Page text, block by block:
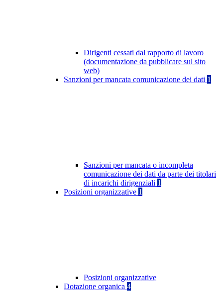
Dirigenti cessati dal rapporto di lavoro
(documentazione da pubblicare sul sito
web)
Sanzioni per mancata comunicazione dei dati 1
Sanzioni per mancata o incompleta
comunicazione dei dati da parte dei titolari
di incarichi dirigenziali 1
Posizioni organizzative 1
Posizioni organizzative
Dotazione organica 4